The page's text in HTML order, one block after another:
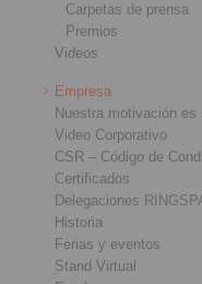
Carpetas de prensa
Premios
Videos
Empresa
Nuestra motivación es
Video Corporativo
CSR – Código de
Certificados
Delegaciones
Historia
Ferias y eventos
Stand Virtual